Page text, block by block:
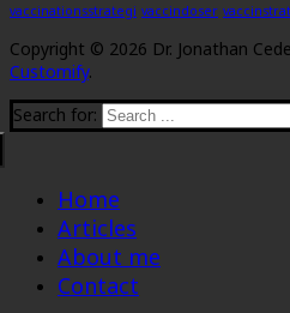
vaccinationsstrategi vaccindoser
Copyright © 2026 Dr. Jonathan
Customify.
Search for:
Home
Articles
About me
Contact